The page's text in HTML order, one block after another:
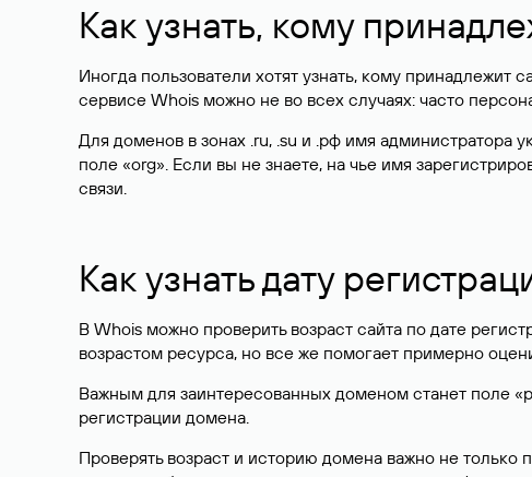
Как узнать, кому
Иногда пользователи хотят узнать, кому
сервисе Whois можно не во всех случаях: часто
Для доменов в зонах .ru, .su и .рф имя администратора
поле «org». Если вы не знаете, на чье имя
связи.
Как узнать дату
В Whois можно проверить возраст сайта по дате
возрастом ресурса, но все же помогает примерно
Важным для заинтересованных доменом станет поле
регистрации домена.
Проверять возраст и историю домена важно не